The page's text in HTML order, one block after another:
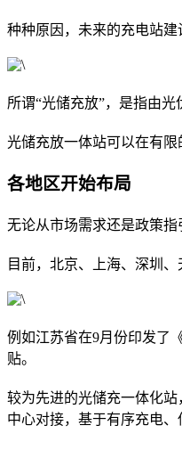
种种原因，未来的充电站建
所谓“光储充放”，是指由
光储充放一体站可以在有
各地区开始布局
无论从市场需求还是政策指
目前，北京、上海、深圳
例如江苏省在9月份印发了
贴。
较为先进的光储充一体化
中心对接，基于有序充电